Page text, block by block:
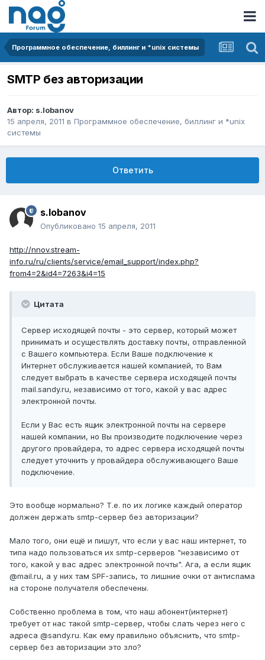
Программное обеспечение, биллинг и *unix системы
SMTP без авторизации
Автор: s.lobanov
15 апреля, 2011 в Программное обеспечение, биллинг и *unix
системы
Ответить
s.lobanov
Опубликовано 15 апреля, 2011
http://nnov.stream-
info.ru/ru/clients/service/email_support/index.php?
from4=2&id4=7263&i4=15
Цитата
Сервер исходящей почты - это сервер, который может
принимать и осуществлять доставку почты, отправленной
с Вашего компьютера. Если Ваше подключение к
Интернет обслуживается нашей компанией, то Вам
следует выбрать в качестве сервера исходящей почты
mail.sandy.ru, независимо от того, какой у вас адрес
электронной почты.
Если у Вас есть ящик электронной почты на сервере
нашей компании, но Вы производите подключение через
другого провайдера, то адрес сервера исходящей почты
следует уточнить у провайдера обслуживающего Ваше
подключение.
Это вообще нормально? Т.е. по их логике каждый оператор
должен держать smtp-сервер без авторизации?
Мало того, они ещё и пишут, что если у вас наш интернет, то
типа надо пользоваться их smtp-серверов "независимо от
того, какой у вас адрес электронной почты". Ага, а если ящик
@mail.ru, а у них там SPF-запись, то лишние очки от антиспама
на стороне получателя обеспечены.
Собственно проблема в том, что наш абонент(интернет)
требует от нас такой smtp-сервер, чтобы слать через него с
адреса @sandy.ru. Как ему правильно объяснить, что smtp-
сервер без авторизации это зло?